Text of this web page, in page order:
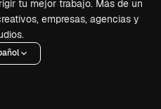
tu mejor trabajo. Más de un
empresas, agencias y